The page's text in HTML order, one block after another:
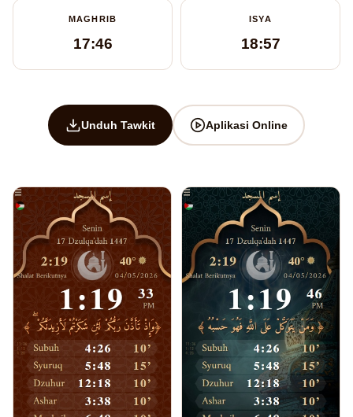
MAGHRIB
17:46
ISYA
18:57
Unduh Tawkit Aplikasi Online